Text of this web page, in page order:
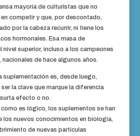
mayoría de culturistas que no
en competir y que, por descontado,
por la cabeza recurrir, ni tiene los
hormonales. Esa masa de
nivel superior, incluso a los campeones
nacionales de hace algunos años.
suplementación es, desde luego,
la clave que marque la diferencia
efecto o no.
como es lógico, los suplementos se han
los nuevos conocimientos en biología,
de nuevas partículas